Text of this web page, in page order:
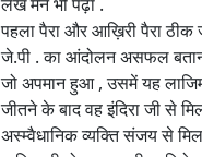
पहला पैरा और आख़िरी पैरा
जे.पी . का आंदोलन असफल
जो अपमान हुआ , उसमें यह
जीतने के बाद वह इंदिरा जी से
अस्म्वैधानिक व्यक्ति संजय से